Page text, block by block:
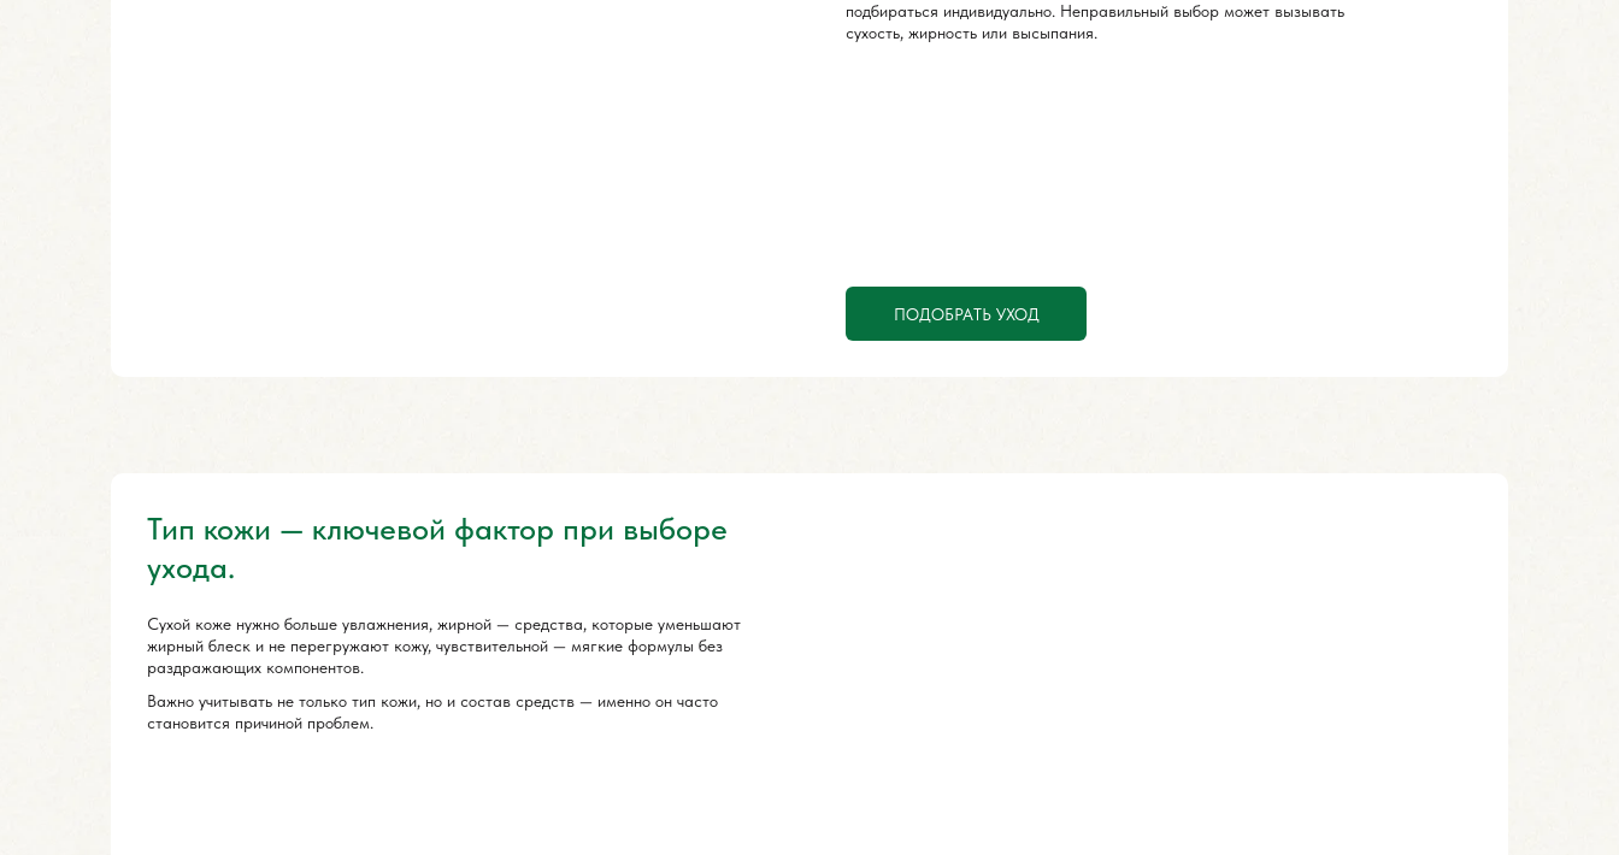
подбираться индивидуально. Неправильный выбор может вызывать
сухость, жирность или высыпания.
ПОДОБРАТЬ УХОД
Тип кожи — ключевой фактор при выборе
ухода.
Сухой коже нужно больше увлажнения, жирной — средства, которые уменьшают
жирный блеск и не перегружают кожу, чувствительной — мягкие формулы без
раздражающих компонентов.
Важно учитывать не только тип кожи, но и состав средств — именно он часто
становится причиной проблем.